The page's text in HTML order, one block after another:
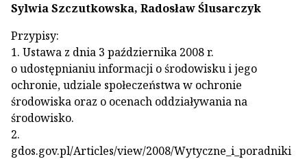
Sylwia Szczutkowska, Radosław Ślusarczyk
Przypisy:
1. Ustawa z dnia 3 października 2008 r.
o udostępnianiu informacji o środowisku i jego
ochronie, udziale społeczeństwa w ochronie
środowiska oraz o ocenach oddziaływania na
środowisko.
2.
gdos.gov.pl/Articles/view/2008/Wytyczne_i_poradniki